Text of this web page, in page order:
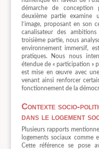
démarche de conception
deuxième partie examine
l’image, proposant en son
canalisateur des
troisième partie, nous
environnement immersif,
pratiques. Nous nous
étendue de « participation »
est mise en œuvre avec
venant ainsi renforcer
fonctionnement de la
Contexte socio-
dans le logement
Plusieurs rapports
logements sociaux comme
Cette référence se pose